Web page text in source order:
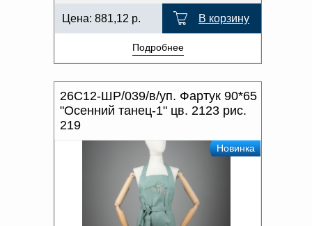
Цена: 881,12 р. В корзину
Подробнее
26С12-ШР/039/в/уп. Фартук 90*65
"Осенний танец-1" цв. 2123 рис.
219
Новинка